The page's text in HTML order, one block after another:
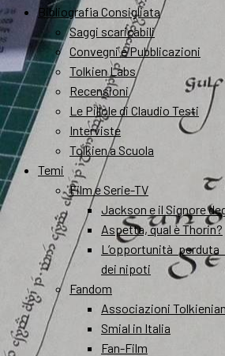
Bibliografia Consigliata
Saggi scaricabili
Convegni e Pubblicazioni
Tolkien Labs
Recensioni
Le Pillole di Claudio Testi
Interviste
Tolkien a Scuola
Temi
Film e Serie-TV
Jackson e il Signore
Aspetta, qual è Thorin?
L’opportunità
dei nipoti
Fandom
Associazioni
Smial in Italia
Fan-Film